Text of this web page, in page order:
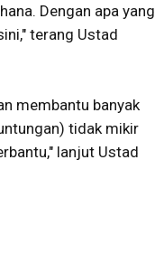
Dengan apa yang
terang Ustad
membantu banyak
tidak mikir
lanjut Ustad